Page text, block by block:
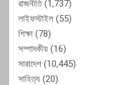
রাজনীতি(1,737)
লাইফস্টাইল (55)
শিক্ষা (78)
সম্পাদকীয় (16)
সারাদেশ (10,445)
সাহিত্য (20)